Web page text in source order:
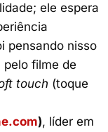
ele espera
pensando nisso
filme de
touch (toque
), líder em